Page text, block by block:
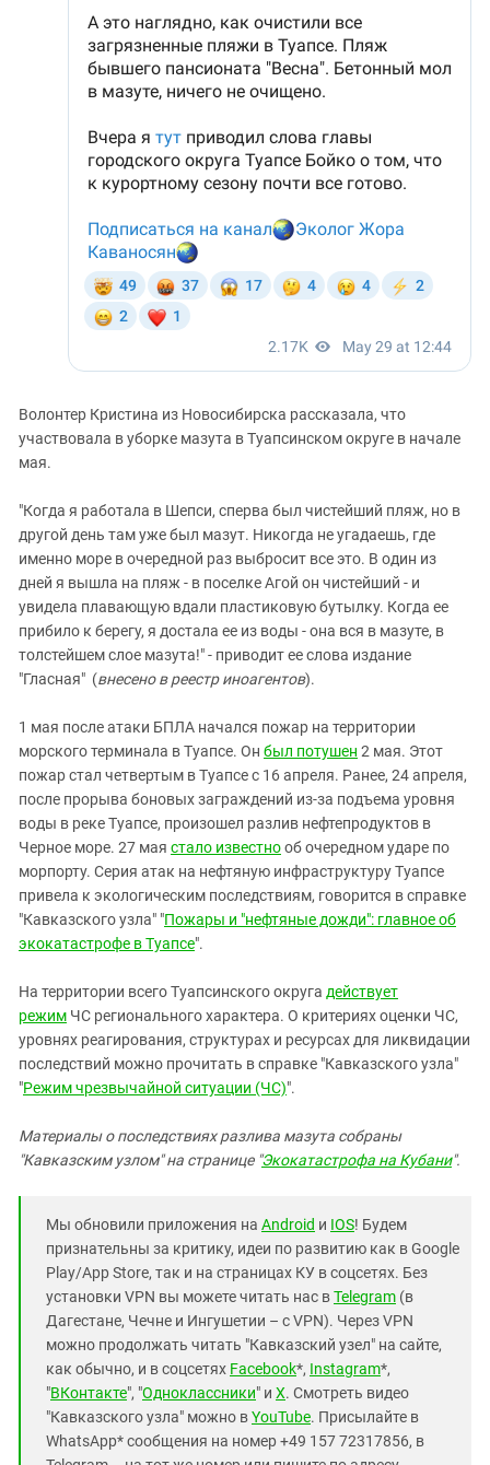
Волонтер Кристина из Новосибирска рассказала, что
участвовала в уборке мазута в Туапсинском округе в начале
мая.
"Когда я работала в Шепси, сперва был чистейший пляж, но в
другой день там уже был мазут. Никогда не угадаешь, где
именно море в очередной раз выбросит все это. В один из
дней я вышла на пляж - в поселке Агой он чистейший - и
увидела плавающую вдали пластиковую бутылку. Когда ее
прибило к берегу, я достала ее из воды - она вся в мазуте, в
толстейшем слое мазута!" - приводит ее слова издание
"Гласная" (внесено в реестр иноагентов).
1 мая после атаки БПЛА начался пожар на территории
морского терминала в Туапсе. Он был потушен 2 мая. Этот
пожар стал четвертым в Туапсе с 16 апреля. Ранее, 24 апреля,
после прорыва боновых заграждений из-за подъема уровня
воды в реке Туапсе, произошел разлив нефтепродуктов в
Черное море. 27 мая стало известнооб очередном ударе по
морпорту. Серия атак на нефтяную инфраструктуру Туапсе
привела к экологическим последствиям, говорится в справке
"Кавказского узла" "Пожары и "нефтяные дожди": главное об
экокатастрофе в Туапсе".
На территории всего Туапсинского округа действует
режим ЧС регионального характера. О критериях оценки ЧС,
уровнях реагирования, структурах и ресурсах для ликвидации
последствий можно прочитать в справке "Кавказского узла"
"Режим чрезвычайной ситуации (ЧС)".
Материалы о последствиях разлива мазута собраны
"Кавказским узлом" на странице "Экокатастрофа на Кубани".
Мы обновили приложения на Android и IOS! Будем
признательны за критику, идеи по развитию как в Google
Play/App Store, так и на страницах КУ в соцсетях. Без
установки VPN вы можете читать нас вTelegram (в
Дагестане, Чечне и Ингушетии – с VPN). Через VPN
можно продолжать читать "Кавказский узел" на сайте,
как обычно, и в соцсетях Facebook*, Instagram*,
"ВКонтакте", "Одноклассники" и X. Смотреть видео
"Кавказского узла" можно вYouTube. Присылайте в
WhatsApp* сообщения на номер +49 157 72317856, в